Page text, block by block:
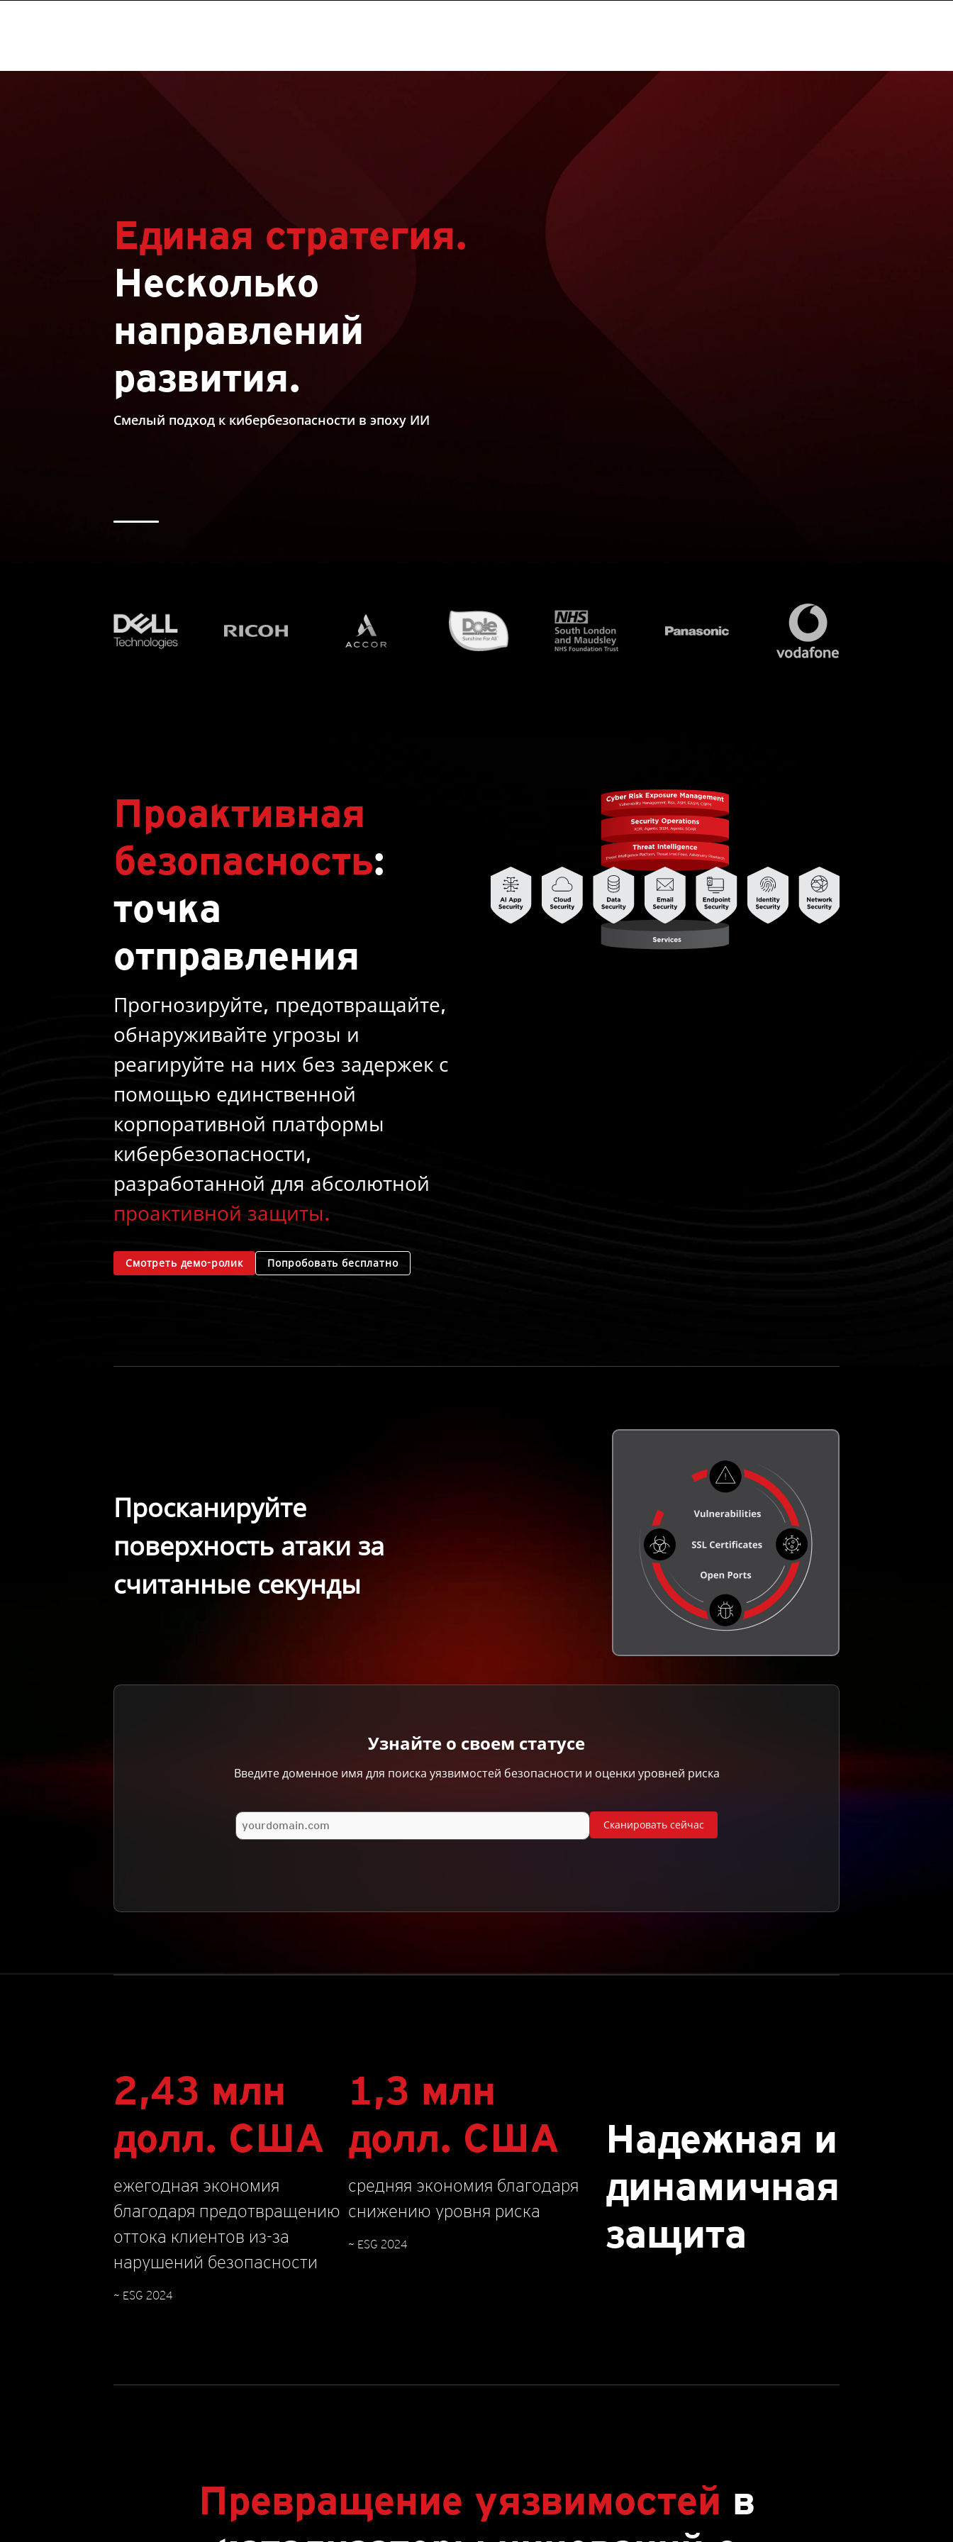
Единая стратегия.
Несколько
направлений
развития.
Смелый подход к кибербезопасности в эпоху ИИ
Проактивная
безопасность:
точка
отправления
Прогнозируйте, предотвращайте,
обнаруживайте угрозы и
реагируйте на них без задержек с
помощью единственной
корпоративной платформы
кибербезопасности,
разработанной для абсолютной
проактивной защиты.
Смотреть демо-ролик Попробовать бесплатно
Просканируйте
поверхность атаки за
считанные секунды
Узнайте о своем статусе
Введите доменное имя для поиска уязвимостей безопасности и оценки уровней риска
Сканировать сейчас
2,43 млн
долл. США
ежегодная экономия
благодаря предотвращению
оттока клиентов из-за
нарушений безопасности
~ ESG 2024
1,3 млн
долл. США
средняя экономия благодаря
снижению уровня риска
~ ESG 2024
Надежная и
динамичная
защита
Превращение уязвимостей в